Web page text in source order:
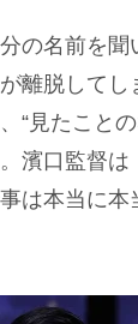
の名前を聞
離脱して
“見たこと
濱口監督
は本当に